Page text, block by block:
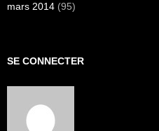
mars 2014 (95)
SE CONNECTER